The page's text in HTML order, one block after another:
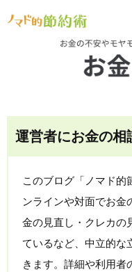
運営者にお金の相
このブログ「ノマド的
ンラインや対面でお金
金の見直し・クレカの
ているなど、中立的な
きます。詳細や利用者